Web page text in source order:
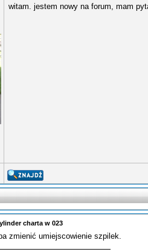
witam. jestem nowy na forum, mam
charta w 023
zmienić umiejscowienie szpilek.